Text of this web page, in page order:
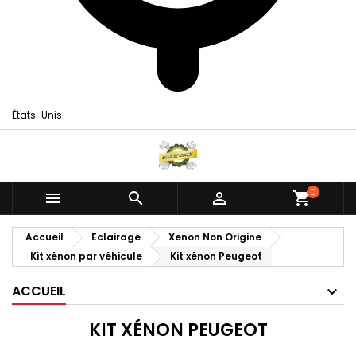
États-Unis
   shopping_cart0
Accueil Eclairage
Xenon Non Origine
Kit xénon par véhicule
Kit xénon Peugeot
ACCUEIL
KIT XÉNON PEUGEOT